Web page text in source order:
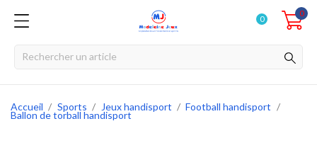
0
0
Accueil Sports Jeux handisport Football handisport
Ballon de torball handisport